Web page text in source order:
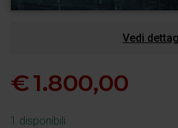
Vedi
€1.800,00
1 disponibili